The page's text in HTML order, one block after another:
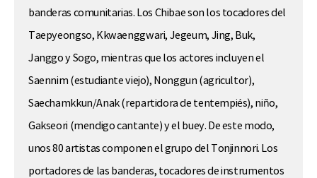
banderas comunitarias. Los Chibae son los tocadores del
Taepyeongso, Kkwaenggwari, Jegeum, Jing, Buk,
Janggo y Sogo, mientras que los actores incluyen el
Saennim (estudiante viejo), Nonggun (agricultor),
Saechamkkun/Anak (repartidora de tentempiés), niño,
Gakseori (mendigo cantante) y el buey. De este modo,
unos 80 artistas componen el grupo del Tonjinnori. Los
portadores de las banderas, tocadores de instrumentos